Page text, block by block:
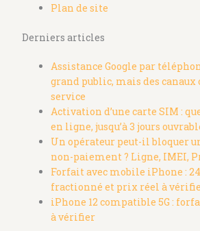
Plan de site
Derniers articles
Assistance Google par
grand public, mais des
service
Activation d’une carte SIM :
en ligne, jusqu’à 3 jours
Un opérateur peut-il bloquer
non-paiement ? Ligne, IMEI,
Forfait avec mobile iPhone :
fractionné et prix réel à
iPhone 12 compatible 5G :
à vérifier